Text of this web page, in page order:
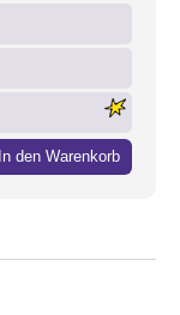
In den Warenkorb